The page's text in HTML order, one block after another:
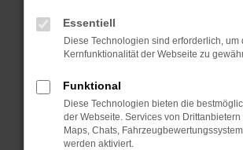
können das Laden bestimmter
verhindern. Funktioniert die Seite
anderen Browser oder in einem
Fenster?
Starte dein Gerät neu.
Das kann manchmal helfen,
Probleme zu beheben.
Essentiell
Diese Technologien sind erforderlich, um
Kernfunktionalität der Webseite zu
Funktional
Diese Technologien bieten die
der Webseite. Services von
Maps, Chats,
werden aktiviert.